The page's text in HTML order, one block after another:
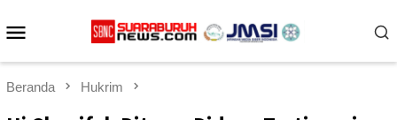
ke
Beranda Hukrim